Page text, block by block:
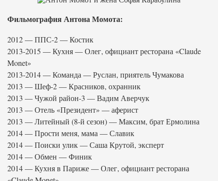
Фильмография Антона Момота:
2012 — ППС-2 — Костик
2013-2015 — Кухня — Олег, официант ресторана «Claude
Monet»
2013-2014 — Команда — Руслан, приятель Чумакова
2013 — Шеф-2 — Красников, охранник
2013 — Чужой район-3 — Вадим Аверчук
2013 — Отель «Президент» — аферист
2013 — Литейный (8-й сезон) — Максим, брат Ермолина
2014 — Прости меня, мама — Славик
2014 — Поиски улик — Саша Крутой, эксперт
2014 — Обмен — Финик
2014 — Кухня в Париже — Олег, официант ресторана